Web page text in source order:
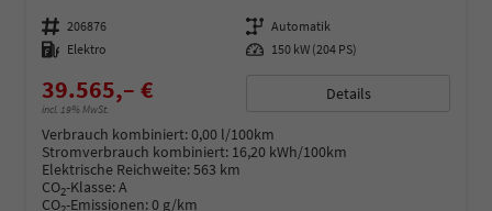
Fahrzeugnummer 206876 Getriebe Automatik
Kraftstoff Elektro Leistung 150 kW (204 PS)
39.565,– €
incl. 19% MwSt.
Details
Verbrauch kombiniert:0,00 l/100km
Stromverbrauch kombiniert: 16,20 kWh/100km
Elektrische Reichweite:563 km
CO2-Klasse:A
CO -Emissionen:0 g/km